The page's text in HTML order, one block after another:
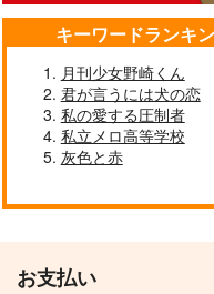
サンプル
作品詳細
キーワードランキ
月刊少女野崎くん
君が言うには犬の恋
私の愛する圧制者
私立メロ高等学校
灰色と赤
お支払い